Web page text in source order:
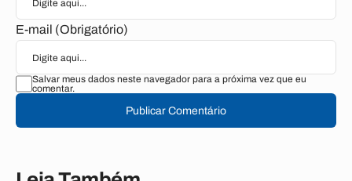
E-mail (Obrigatório)
Salvar meus dados neste navegador para a próxima vez que eu
comentar.
Publicar Comentário